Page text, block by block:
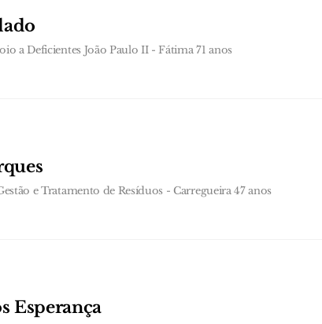
a Deficientes João Paulo II - Fátima 71 anos
e Tratamento de Resíduos - Carregueira 47 anos
Esperança